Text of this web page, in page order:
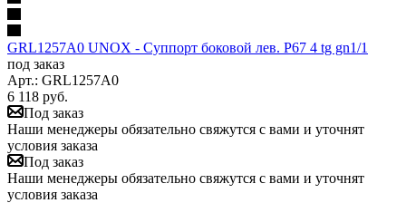
GRL1257A0 UNOX - Суппорт боковой лев. P67 4 tg gn1/1
под заказ
Арт.: GRL1257A0
6 118 руб.
Под заказ
Наши менеджеры обязательно свяжутся с вами и уточнят
условия заказа
Под заказ
Наши менеджеры обязательно свяжутся с вами и уточнят
условия заказа